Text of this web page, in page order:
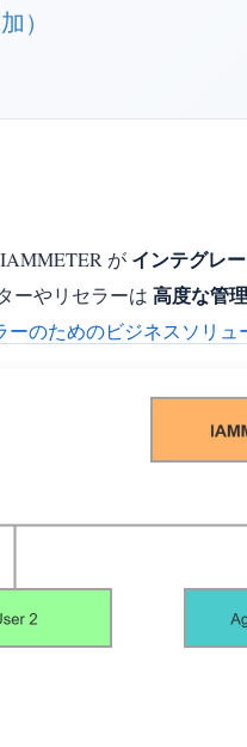
）
が インテグレ
ーやリセラーは 高度な管
ーのためのビジネスソリュ